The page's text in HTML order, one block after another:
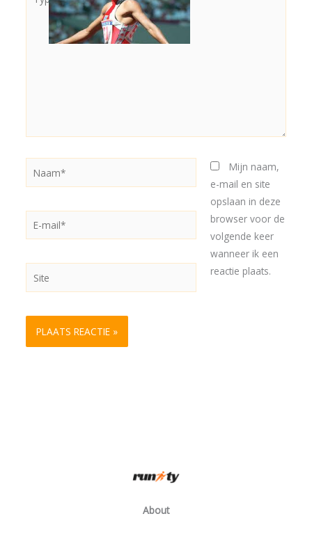
hier...
mail*
Mijn naam,
e-mail en site
opslaan in deze
browser voor de
volgende keer
wanneer ik een
reactie plaats.
About